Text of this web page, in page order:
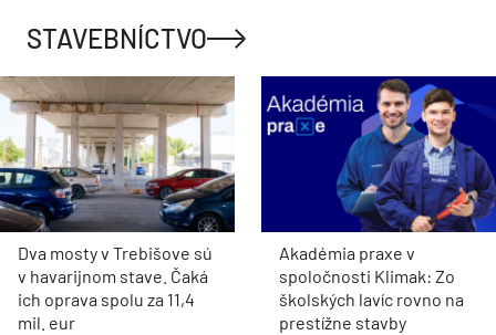
STAVEBNÍCTVO
Dva mosty v Trebišove sú
v havarijnom stave. Čaká
ich oprava spolu za 11,4
mil. eur
Akadémia praxe v
spoločnosti Klimak: Zo
školských lavíc rovno na
prestížne stavby